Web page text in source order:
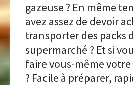
gazeuse ? En même
avez assez de devoir
transporter des packs
supermarché ? Et si
faire vous-même votre
? Facile à préparer,